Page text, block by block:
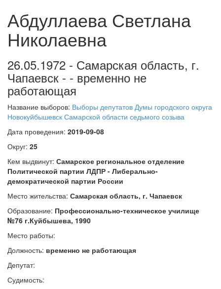
Абдуллаева Светлана
Николаевна
26.05.1972 - Самарская область, г.
Чапаевск - - временно не
работающая
Название выборов: Выборы депутатов Думы городского округа
Новокуйбышевск Самарской области седьмого созыва
Дата проведения: 2019-09-08
Округ: 25
Кем выдвинут: Самарское региональное отделение
Политической партии ЛДПР - Либерально-
демократической партии России
Место жительства: Самарская область, г. Чапаевск
Образование: Профессионально-техническое училище
№76 г.Куйбышева, 1990
Место работы:
Должность: временно не работающая
Депутат:
Судимость: